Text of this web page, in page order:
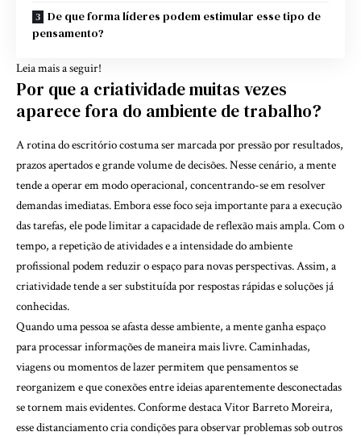
De que forma líderes podem estimular esse tipo de
pensamento?
Leia mais a seguir!
Por que a criatividade muitas vezes
aparece fora do ambiente de trabalho?
A rotina do escritório costuma ser marcada por pressão por resultados,
prazos apertados e grande volume de decisões. Nesse cenário, a mente
tende a operar em modo operacional, concentrando-se em resolver
demandas imediatas. Embora esse foco seja importante para a execução
das tarefas, ele pode limitar a capacidade de reflexão mais ampla. Com o
tempo, a repetição de atividades e a intensidade do ambiente
profissional podem reduzir o espaço para novas perspectivas. Assim, a
criatividade tende a ser substituída por respostas rápidas e soluções já
conhecidas.
Quando uma pessoa se afasta desse ambiente, a mente ganha espaço
para processar informações de maneira mais livre. Caminhadas,
viagens ou momentos de lazer permitem que pensamentos se
reorganizem e que conexões entre ideias aparentemente desconectadas
se tornem mais evidentes. Conforme destaca Vitor Barreto Moreira,
esse distanciamento cria condições para observar problemas sob outros